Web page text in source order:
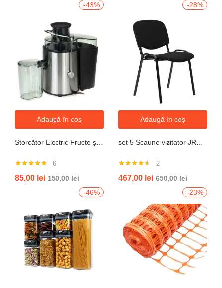
-43%
Adaugă în coș
5.00din 5
6
85,00 lei 150,00lei
-28%
Adaugă în coș
4.50din 5
2
467,00 lei 650,00lei
-46%
-23%